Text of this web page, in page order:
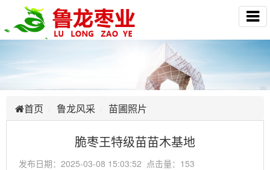
首页 鲁龙风采 苗圃照片
脆枣王特级苗苗木基地
发布日期：2025-03-08 15:03:52 点击量：153